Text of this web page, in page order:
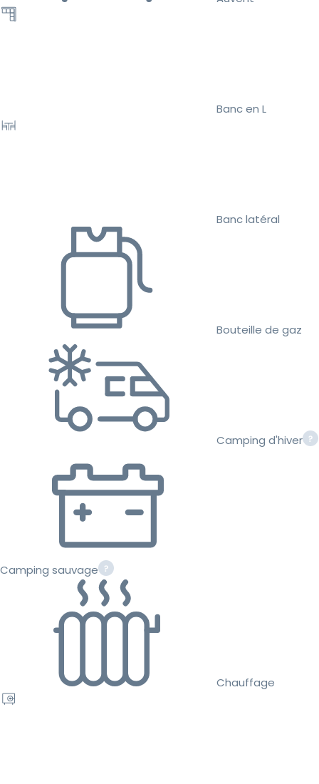
Banc en L
Banc latéral
Bouteille de gaz
Camping d'hiver
Camping sauvage
Chauffage